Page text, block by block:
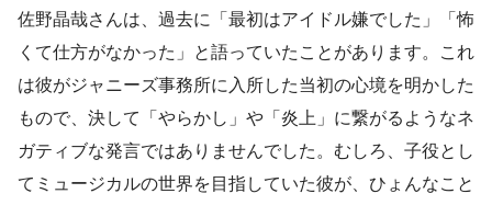
佐野晶哉さんは、過去に「最初はアイドル嫌でした」「怖
くて仕方がなかった」と語っていたことがあります。これ
は彼がジャニーズ事務所に入所した当初の心境を明かした
もので、決して「やらかし」や「炎上」に繋がるようなネ
ガティブな発言ではありませんでした。むしろ、子役とし
てミュージカルの世界を目指していた彼が、ひょんなこと